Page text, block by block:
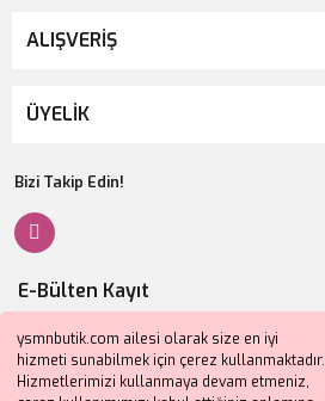
ysmnbutik.com ailesi olarak size en iyi
hizmeti sunabilmek için çerez kullanmaktadır.
Hizmetlerimizi kullanmaya devam etmeniz,
ALIŞVERİŞ
ÜYELİK
Bizi Takip Edin!
E-Bülten Kayıt